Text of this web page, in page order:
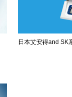
日本艾安得and SK